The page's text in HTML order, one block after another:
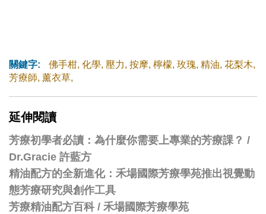
關鍵字: 佛手柑, 化學, 壓力, 按摩, 檸檬, 玫瑰, 精油, 花梨木,
芳療師, 薰衣草,
延伸閱讀
芳療初學者必讀：為什麼你需要上專業的芳療課？ /
Dr.Gracie 許藍方
精油配方的全新進化：禾場國際芳療學苑推出視覺動
態芳療研究與創作工具
芳療精油配方百科 / 禾場國際芳療學苑